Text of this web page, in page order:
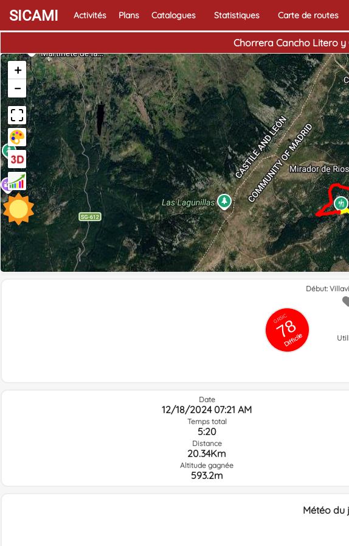
SICAMI Activités Plans Catalogues Statistiques Carte de routes
Chorrera Cancho Litero
+
−
GRSIC
78
Difficile
Début:
Date
12/18/2024 07:21 AM
Temps total
5:20
Distance
20.34Km
Altitude gagnée
593.2m
Météo du